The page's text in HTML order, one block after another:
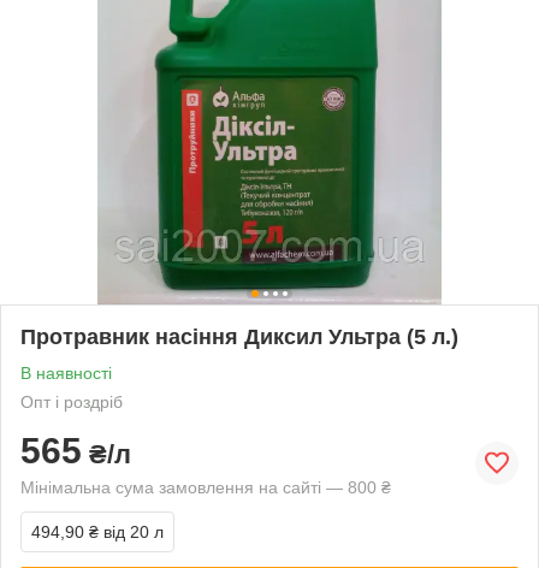
Протравник насіння Диксил Ультра (5 л.)
В наявності
Опт і роздріб
565 ₴/л
Мінімальна сума замовлення на сайті — 800 ₴
494,90 ₴ від 20 л